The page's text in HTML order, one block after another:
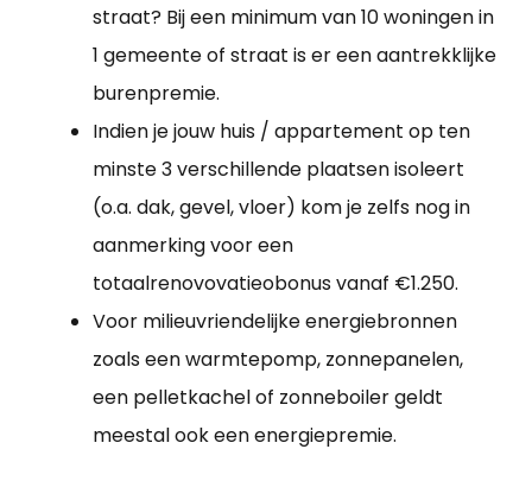
straat? Bij een minimum van 10 woningen in
1 gemeente of straat is er een aantrekklijke
burenpremie.
Indien je jouw huis / appartement op ten
minste 3 verschillende plaatsen isoleert
(o.a. dak, gevel, vloer) kom je zelfs nog in
aanmerking voor een
totaalrenovovatieobonus vanaf €1.250.
Voor milieuvriendelijke energiebronnen
zoals een warmtepomp, zonnepanelen,
een pelletkachel of zonneboiler geldt
meestal ook een energiepremie.